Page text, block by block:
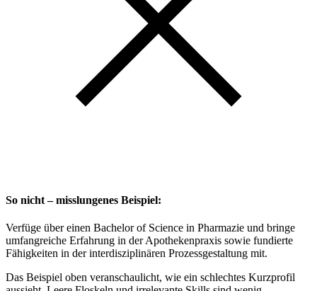
So nicht – misslungenes Beispiel:
Verfüge über einen Bachelor of Science in Pharmazie und bringe
umfangreiche Erfahrung in der Apothekenpraxis sowie fundierte
Fähigkeiten in der interdisziplinären Prozessgestaltung mit.
Das Beispiel oben veranschaulicht, wie ein schlechtes Kurzprofil